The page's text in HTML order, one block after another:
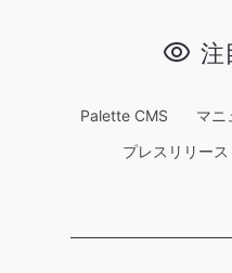
注
Palette CMS マニ
プレスリリース